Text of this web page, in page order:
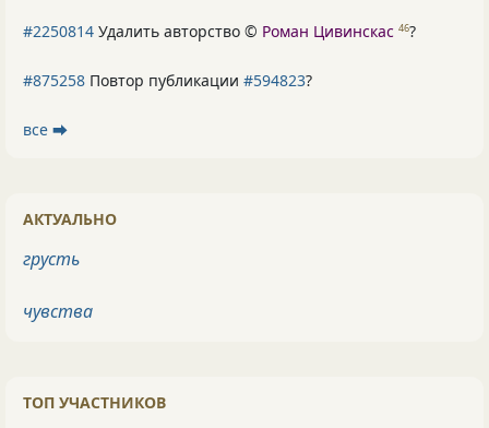
#2250814 Удалить авторство © Роман Цивинскас 46?
#875258 Повтор публикации #594823?
все ⮕
АКТУАЛЬНО
грусть
чувства
ТОП УЧАСТНИКОВ